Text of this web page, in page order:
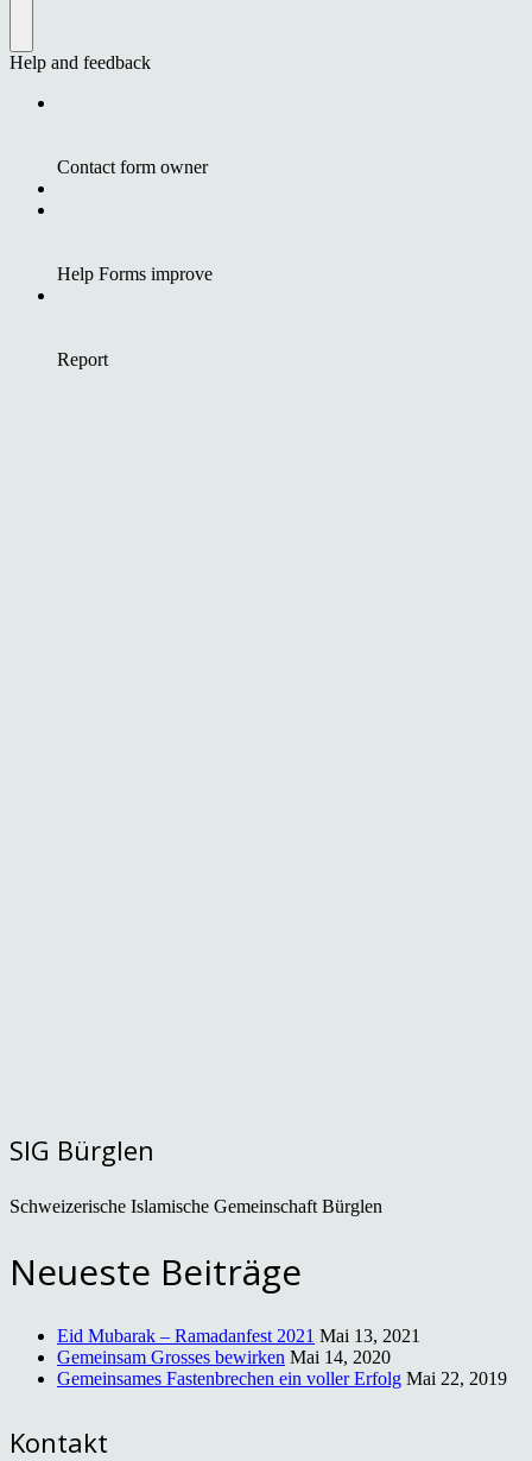
SIG Bürglen
Schweizerische Islamische Gemeinschaft Bürglen
Neueste Beiträge
Eid Mubarak – Ramadanfest 2021 Mai 13, 2021
Gemeinsam Grosses bewirken Mai 14, 2020
Gemeinsames Fastenbrechen ein voller Erfolg Mai 22, 2019
Kontakt